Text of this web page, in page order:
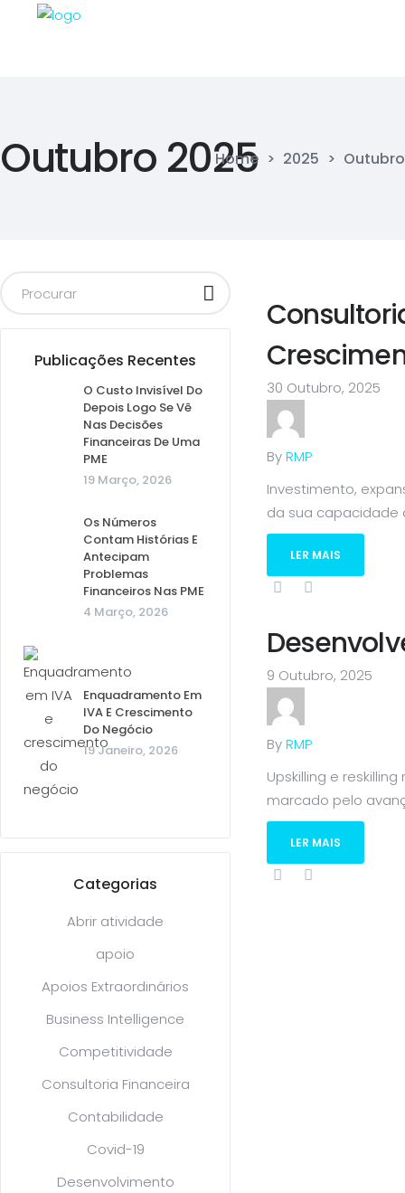
Outubro 2025
Home > 2025 > Outubro
Publicações Recentes
O Custo Invisível Do
Depois Logo Se Vê
Nas Decisões
Financeiras De Uma
PME
19 Março, 2026
Os Números
Contam Histórias E
Antecipam
Problemas
Financeiros Nas PME
4 Março, 2026
Enquadramento Em
IVA E Crescimento
Do Negócio
19 Janeiro, 2026
Categorias
Abrir atividade
apoio
Apoios Extraordinários
Business Intelligence
Competitividade
Consultoria Financeira
Contabilidade
Covid-19
Desenvolvimento
30 Outubro, 2025
ByRMP
Investimento,
da sua capacidade
LER MAIS
9 Outubro, 2025
ByRMP
Upskilling e
marcado pelo
LER MAIS